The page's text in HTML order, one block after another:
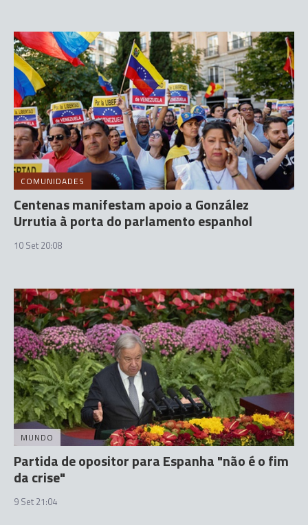
COMUNIDADES
Centenas manifestam apoio a González
Urrutia à porta do parlamento espanhol
10 Set 20:08
MUNDO
Partida de opositor para Espanha "não é o fim
da crise"
9 Set 21:04